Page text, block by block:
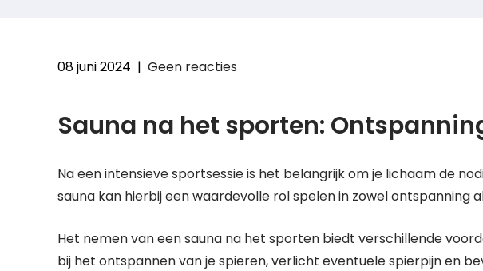
08 juni 2024 | Geen reacties
Sauna na het sporten:
Na een intensieve sportsessie is het belangrijk om je lichaam de
sauna kan hierbij een waardevolle rol spelen in zowel ontspanning
Het nemen van een sauna na het sporten biedt verschillende
bij het ontspannen van je spieren, verlicht eventuele spierpijn en